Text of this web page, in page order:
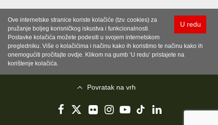
U redu
Ove internetske stranice koriste kolačiće (tzv. cookies) za
pružanje boljeg korisničkog iskustva i funkcionalnosti.
Postavke kolačića možete podesiti u svojem internetskom
pregledniku. Više o kolačićima i načinu kako ih koristimo te načinu kako ih
onemogućiti pročitajte ovdje. Klikom na gumb ‘U redu’ pristajete na
korištenje kolačića.
Povratak na vrh